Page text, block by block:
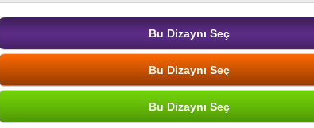
Bu Dizaynı Seç
Bu Dizaynı Seç
Bu Dizaynı Seç